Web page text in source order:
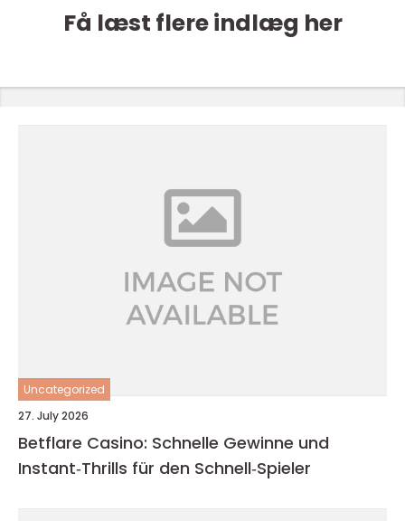
Få læst flere indlæg her
Uncategorized
27. July 2026
Betflare Casino: Schnelle Gewinne und
Instant‑Thrills für den Schnell‑Spieler